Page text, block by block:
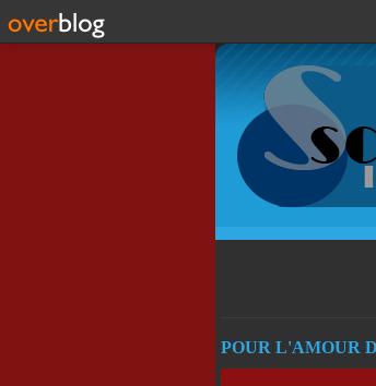
POUR L'AMOUR